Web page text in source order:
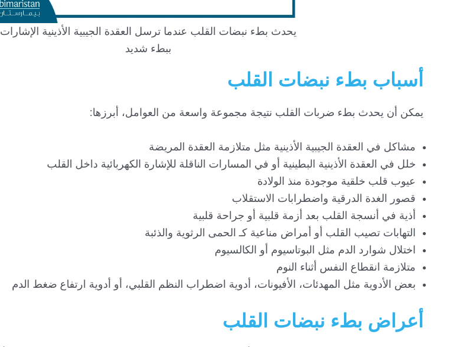
يحدث بطء نبضات القلب عندما ترسل العقدة الجيبية الأذينية الإشارات
ببطء شديد
أسباب بطء نبضات القلب
يمكن أن يحدث بطء ضربات القلب نتيجة مجموعة واسعة من العوامل، أبرزها:
مشاكل في العقدة الجيبية الأذينية مثل متلازمة العقدة المريضة
خلل في العقدة الأذينية البطينية أو في المسارات الناقلة للإشارة الكهربائية داخل القلب
عيوب قلب خلقية موجودة منذ الولادة
قصور الغدة الدرقية واضطرابات الاستقلاب
أذية في أنسجة القلب بعد أزمة قلبية أو جراحة قلبية
التهابات تصيب القلب أو أمراض مناعية كـ الحمى الرثوية والذئبة
اختلال شوارد الدم مثل البوتاسيوم أو الكالسيوم
متلازمة انقطاع النفس أثناء النوم
بعض الأدوية مثل المهدئات، الأفيونات، أدوية اضطراب النظم القلبي، أو أدوية ارتفاع ضغط الدم
أعراض بطء نبضات القلب